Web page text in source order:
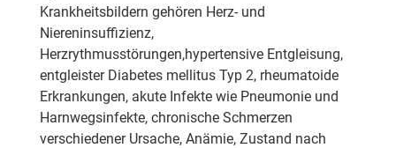
Krankheitsbildern gehören Herz- und
Niereninsuffizienz,
Herzrythmusstörungen,hypertensive Entgleisung,
entgleister Diabetes mellitus Typ 2, rheumatoide
Erkrankungen, akute Infekte wie Pneumonie und
Harnwegsinfekte, chronische Schmerzen
verschiedener Ursache, Anämie, Zustand nach